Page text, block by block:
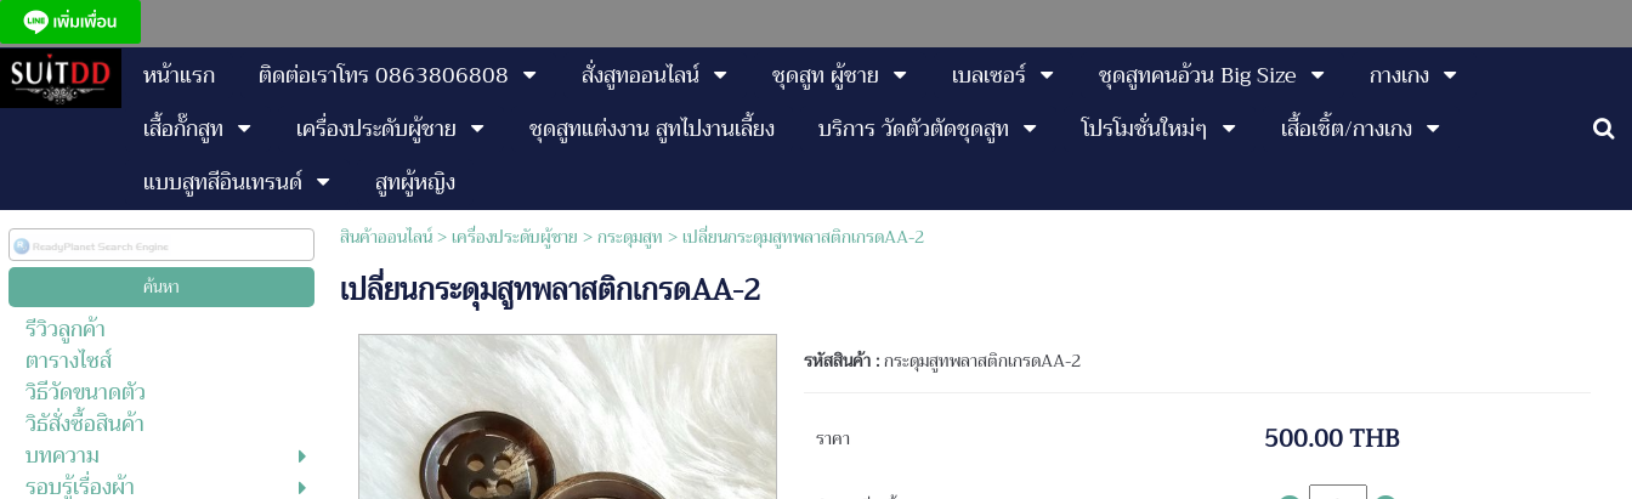
หน้าแรก ติดต่อเราโทร 0863806808 สั่งสูทออนไลน์ ชุดสูท ผู้ชาย เบลเซอร์ ชุดสูทคนอ้วน Big Size
กางเกง
เสื้อกั๊กสูท
เครื่องประดับผู้ชาย ชุดสูทแต่งงาน สูทไปงานเลี้ยง บริการ วัดตัวตัดชุดสูท โปรโมชั่นใหม่ๆ
เสื้อเชิ้ต/กางเกง
แบบสูทสีอินเทรนด์
สูทผู้หญิง
รีวิวลูกค้า
ตารางไซส์
วิธีวัดขนาดตัว
วิธัสั่งซื้อสินค้า
บทความ
รอบรู้เรื่องผ้า
สินค้าออนไลน์>เครื่องประดับผู้ชาย > กระดุมสูท > เปลี่ยนกระดุมสูทพลาสติกเกรดAA-2
เปลี่ยนกระดุมสูทพลาสติกเกรดAA-2
รหัสสินค้า :กระดุมสูทพลาสติกเกรดAA-2
ราคา 500.00 THB